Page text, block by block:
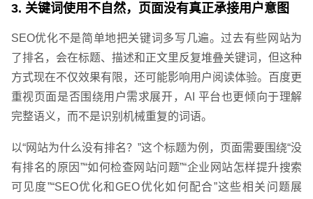
3. 关键词使用不自然，页面没有真正承接用户意图
SEO优化不是简单地把关键词多写几遍。过去有些网站为
了排名，会在标题、描述和正文里反复堆叠关键词，但这种
方式现在不仅效果有限，还可能影响用户阅读体验。百度更
重视页面是否围绕用户需求展开，AI 平台也更倾向于理解
完整语义，而不是识别机械重复的词语。
以“网站为什么没有排名？”这个标题为例，页面需要围绕“没
有排名的原因”“如何检查网站问题”“企业网站怎样提升搜索
可见度”“SEO优化和GEO优化如何配合”这些相关问题展